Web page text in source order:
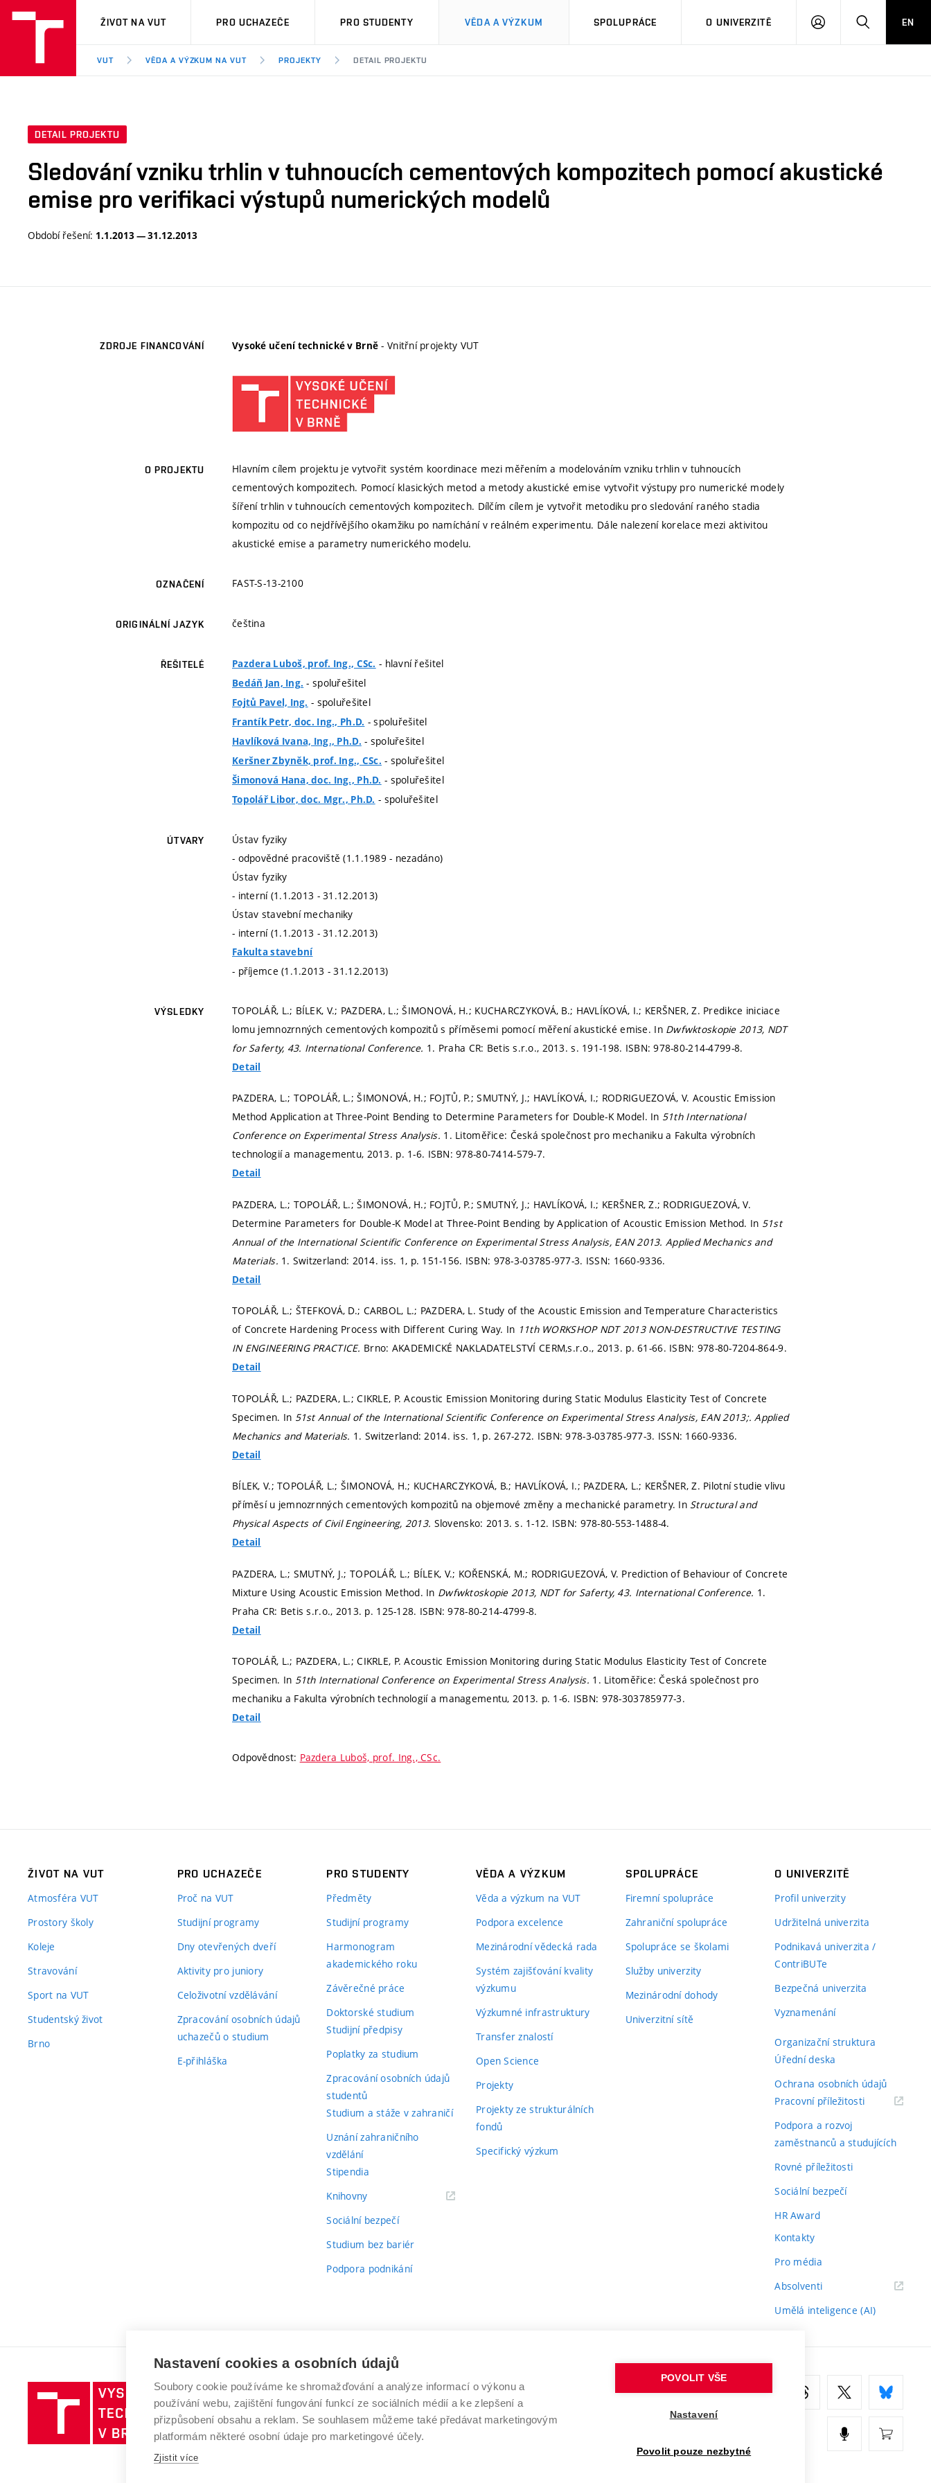
VUT
ŽIVOT NA VUT PRO UCHAZEČE PRO STUDENTY VĚDA A VÝZKUM SPOLUPRÁCE O UNIVERZITĚ
PŘIHLÁSIT HLEDATEN
VUT VĚDA A VÝZKUM NA VUT PROJEKTY DETAIL PROJEKTU
DETAIL PROJEKTU
Sledování vzniku trhlin v tuhnoucích cementových kompozitech pomocí akustické
emise pro verifikaci výstupů numerických modelů
Období řešení: 1.1.2013 — 31.12.2013
ZDROJE FINANCOVÁNÍ Vysoké učení technické v Brně - Vnitřní projekty VUT
O PROJEKTU
Hlavním cílem projektu je vytvořit systém koordinace mezi měřením a modelováním vzniku trhlin v tuhnoucích
cementových kompozitech. Pomocí klasických metod a metody akustické emise vytvořit výstupy pro numerické modely
šíření trhlin v tuhnoucích cementových kompozitech. Dílčím cílem je vytvořit metodiku pro sledování raného stadia
kompozitu od co nejdřívějšího okamžiku po namíchání v reálném experimentu. Dále nalezení korelace mezi aktivitou
akustické emise a parametry numerického modelu.
OZNAČENÍ FAST-S-13-2100
ORIGINÁLNÍ JAZYK čeština
ŘEŠITELÉ Pazdera Luboš, prof. Ing., CSc. - hlavní řešitel
Bedáň Jan, Ing. - spoluřešitel
Fojtů Pavel, Ing. - spoluřešitel
Frantík Petr, doc. Ing., Ph.D. - spoluřešitel
Havlíková Ivana, Ing., Ph.D. - spoluřešitel
Keršner Zbyněk, prof. Ing., CSc. - spoluřešitel
Šimonová Hana, doc. Ing., Ph.D. - spoluřešitel
Topolář Libor, doc. Mgr., Ph.D. - spoluřešitel
ÚTVARY
Ústav fyziky
- odpovědné pracoviště (1.1.1989 - nezadáno)
Ústav fyziky
- interní (1.1.2013 - 31.12.2013)
Ústav stavební mechaniky
- interní (1.1.2013 - 31.12.2013)
Fakulta stavební
- příjemce (1.1.2013 - 31.12.2013)
VÝSLEDKY
TOPOLÁŘ, L.; BÍLEK, V.; PAZDERA, L.; ŠIMONOVÁ, H.; KUCHARCZYKOVÁ, B.; HAVLÍKOVÁ, I.; KERŠNER, Z. Predikce iniciace
lomu jemnozrnných cementových kompozitů s příměsemi pomocí měření akustické emise. In Dwfwktoskopie 2013, NDT
for Saferty, 43. International Conference. 1. Praha CR: Betis s.r.o., 2013.s. 191-198. ISBN: 978-80-214-4799-8.
Detail
PAZDERA, L.; TOPOLÁŘ, L.; ŠIMONOVÁ, H.; FOJTŮ, P.; SMUTNÝ, J.; HAVLÍKOVÁ, I.; RODRIGUEZOVÁ, V. Acoustic Emission
Method Application at Three-Point Bending to Determine Parameters for Double-K Model. In 51th International
Conference on Experimental Stress Analysis. 1. Litoměřice: Česká společnost pro mechaniku a Fakulta výrobních
technologií a managementu, 2013. p. 1-6. ISBN: 978-80-7414-579-7.
Detail
PAZDERA, L.; TOPOLÁŘ, L.; ŠIMONOVÁ, H.; FOJTŮ, P.; SMUTNÝ, J.; HAVLÍKOVÁ, I.; KERŠNER, Z.; RODRIGUEZOVÁ, V.
Determine Parameters for Double-K Model at Three-Point Bending by Application of Acoustic Emission Method. In 51st
Annual of the International Scientific Conference on Experimental Stress Analysis, EAN 2013.Applied Mechanics and
Materials. 1. Switzerland: 2014. iss. 1, p. 151-156. ISBN: 978-3-03785-977-3. ISSN: 1660-9336.
Detail
TOPOLÁŘ, L.; ŠTEFKOVÁ, D.; CARBOL, L.; PAZDERA, L. Study of the Acoustic Emission and Temperature Characteristics
of Concrete Hardening Process with Different Curing Way. In 11th WORKSHOP NDT 2013 NON-DESTRUCTIVE TESTING
IN ENGINEERING PRACTICE. Brno: AKADEMICKÉ NAKLADATELSTVÍ CERM,s.r.o., 2013. p. 61-66. ISBN: 978-80-7204-864-9.
Detail
TOPOLÁŘ, L.; PAZDERA, L.; CIKRLE, P. Acoustic Emission Monitoring during Static Modulus Elasticity Test of Concrete
Specimen. In 51st Annual of the International Scientific Conference on Experimental Stress Analysis, EAN 2013;.Applied
Mechanics and Materials. 1. Switzerland: 2014. iss. 1, p. 267-272. ISBN: 978-3-03785-977-3. ISSN: 1660-9336.
Detail
BÍLEK, V.; TOPOLÁŘ, L.; ŠIMONOVÁ, H.; KUCHARCZYKOVÁ, B.; HAVLÍKOVÁ, I.; PAZDERA, L.; KERŠNER, Z. Pilotní studie vlivu
příměsí u jemnozrnných cementových kompozitů na objemové změny a mechanické parametry. In Structural and
Physical Aspects of Civil Engineering, 2013. Slovensko: 2013.s. 1-12. ISBN: 978-80-553-1488-4.
Detail
PAZDERA, L.; SMUTNÝ, J.; TOPOLÁŘ, L.; BÍLEK, V.; KOŘENSKÁ, M.; RODRIGUEZOVÁ, V. Prediction of Behaviour of Concrete
Mixture Using Acoustic Emission Method. In Dwfwktoskopie 2013, NDT for Saferty, 43. International Conference. 1.
Praha CR: Betis s.r.o., 2013. p. 125-128. ISBN: 978-80-214-4799-8.
Detail
TOPOLÁŘ, L.; PAZDERA, L.; CIKRLE, P. Acoustic Emission Monitoring during Static Modulus Elasticity Test of Concrete
Specimen. In 51th International Conference on Experimental Stress Analysis. 1. Litoměřice: Česká společnost pro
mechaniku a Fakulta výrobních technologií a managementu, 2013. p. 1-6. ISBN: 978-303785977-3.
Detail
Odpovědnost: Pazdera Luboš, prof. Ing., CSc.
ŽIVOT NA VUT
Atmosféra VUT
Prostory školy
Koleje
Stravování
Sport na VUT
Studentský život
Brno
PRO UCHAZEČE
Proč na VUT
Studijní programy
Dny otevřených dveří
Aktivity pro juniory
Celoživotní vzdělávání
Zpracování osobních údajů
uchazečů o studium
E-přihláška
PRO STUDENTY
Předměty
Studijní programy
Harmonogram
akademického roku
Závěrečné práce
Doktorské studium
Studijní předpisy
Poplatky za studium
Zpracování osobních údajů
studentů
Studium a stáže v zahraničí
Uznání zahraničního
vzdělání
Stipendia
Knihovny(externí
Sociální bezpečí
Studium bez bariér
Podpora podnikání
VĚDA A VÝZKUM
Věda a výzkum na VUT
Podpora excelence
Mezinárodní vědecká rada
Systém zajišťování kvality
výzkumu
Výzkumné infrastruktury
Transfer znalostí
Open Science
Projekty
Projekty ze strukturálních
fondů
Specifický výzkum
SPOLUPRÁCE
Firemní spolupráce
Zahraniční spolupráce
Spolupráce se školami
Služby univerzity
Mezinárodní dohody
Univerzitní sítě
O UNIVERZITĚ
Profil univerzity
Udržitelná univerzita
Podnikavá univerzita /
ContriBUTe
Bezpečná univerzita
Vyznamenání
Organizační struktura
Úřední deska
Ochrana osobních údajů
Pracovní příležitosti(externí
Podpora a rozvoj
zaměstnanců a studujících
Rovné příležitosti
Sociální bezpečí
HR Award
Kontakty
Pro média
Absolventi(externí
Umělá inteligence (AI)
Vysoké
učení
technické
v
VYSOKÉ UČENÍ TECHNICKÉ V BRNĚ
Antonínská 548/1
602 00 Brno
www.vut.cz
Nastavení cookies a osobních údajů
Soubory cookie používáme ke shromažďování a analýze informací o výkonu a
používání webu, zajištění fungování funkcí ze sociálních médií a ke zlepšení a
přizpůsobení obsahu a reklam. Se souhlasem můžeme také předávat marketingovým
platformám některé osobní údaje pro marketingové účely.
Zjistit více
POVOLIT VŠE
Nastavení
Povolit pouze nezbytné